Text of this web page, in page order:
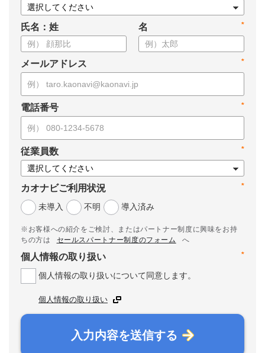
氏名：姓 *
名
*
メールアドレス
*
電話番号
*
従業員数
*
カオナビご利用状況
未導入
不明 導入済み
※お客様への紹介をご検討、またはパートナー制度に興味をお持
ちの方は
セールスパートナー制度のフォーム
へ
*
個人情報の取り扱い
個人情報の取り扱いについて同意します。
個人情報の取り扱い
入力内容を送信する